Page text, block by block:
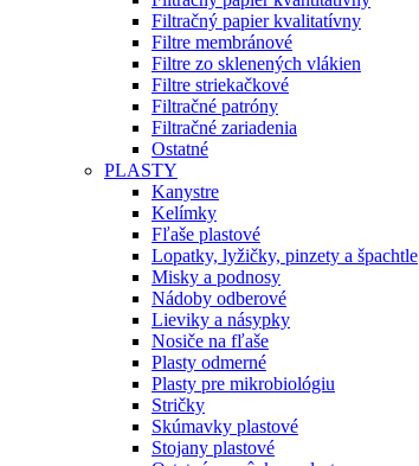
Filtračný papier kvalitatívny
Filtre membránové
Filtre zo sklenených vlákien
Filtre striekačkové
Filtračné patróny
Filtračné zariadenia
Ostatné
PLASTY
Kanystre
Kelímky
Fľaše plastové
Lopatky, lyžičky, pinzety a špachtle
Misky a podnosy
Nádoby odberové
Lieviky a násypky
Nosiče na fľaše
Plasty odmerné
Plasty pre mikrobiológiu
Stričky
Skúmavky plastové
Stojany plastové